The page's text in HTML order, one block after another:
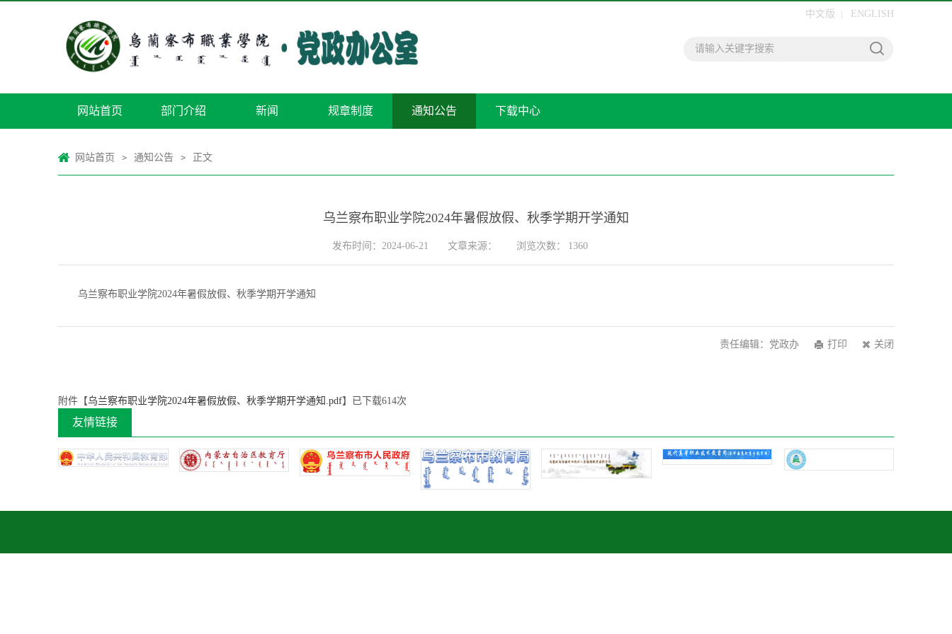
中文版 ENGLISH
网站首页 部门介绍 新闻 规章制度 通知公告 下载中心
网站首页 > 通知公告 > 正文
乌兰察布职业学院2024年暑假放假、秋季学期开学通知
发布时间：2024-06-21 文章来源： 浏览次数： 1360
乌兰察布职业学院2024年暑假放假、秋季学期开学通知
关闭
打印
责任编辑：党政办
附件【乌兰察布职业学院2024年暑假放假、秋季学期开学通知.pdf】已下载614次
友情链接